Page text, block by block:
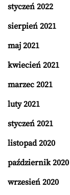
styczeń 2022
sierpień 2021
maj 2021
kwiecień 2021
marzec 2021
luty 2021
styczeń 2021
listopad 2020
październik 2020
wrzesień 2020